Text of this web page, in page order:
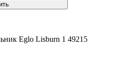
Eglo Lisburn 1 49215